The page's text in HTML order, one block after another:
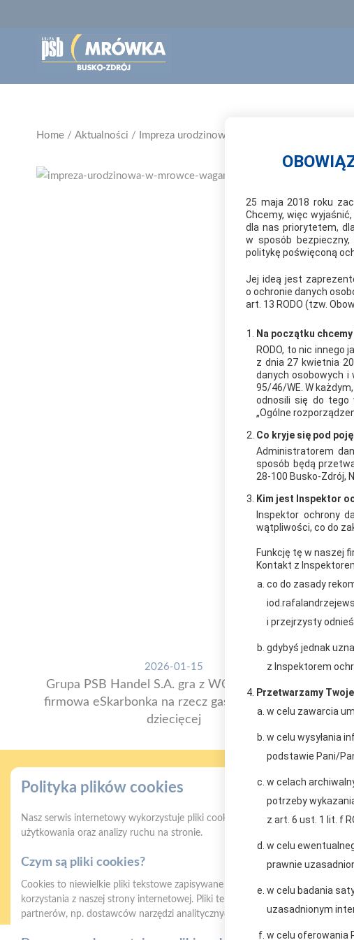
Home / Aktualności / Impreza urodzinowa w Mrówce Waganiec
2026-01-15
Grupa PSB Handel S.A. gra z WOŚP. Powstała
firmowa eSkarbonka na rzecz gastroenterologii
dziecięcej
Gwarancja jakości
naszych produktów
Zakupy
25 maja 2018 roku
Chcemy, więc
dla nas priorytetem,
w sposób
politykę poświęconą
Jej ideą jest
o ochronie danych
art. 13 RODO (tzw.
Na początku
RODO, to nic innego
z dnia 27 kwietnia
danych osobowych i
95/46/WE. W
odnosili się do tego
„Ogólne
Co kryje się pod
Administratorem
sposób będą
28-100 Busko-Zdrój,
Kim jest Inspektor
Inspektor ochrony
wątpliwości, co do
Funkcję tę w naszej
Kontakt z
co do zasady
i przejrzysty
gdybyś jednak
z Inspektorem
Przetwarzamy
w celu zawarcia
w celu wysyłania
podstawie Pani/
w celach
potrzeby
z art. 6 ust. 1 lit. f
w celu
prawnie
w celu badania
uzasadnionym
w celu oferowania
Polityka plików cookies
Nasz serwis internetowy wykorzystuje pliki cookies w celu zapewnienia
użytkowania oraz analizy ruchu na stronie.
Czym są pliki cookies?
Cookies to niewielkie pliki tekstowe zapisywane na urządzeniu użytkownika
korzystania z naszej strony internetowej. Pliki te mogą być odczytywane
partnerów, np. dostawców narzędzi analitycznych.